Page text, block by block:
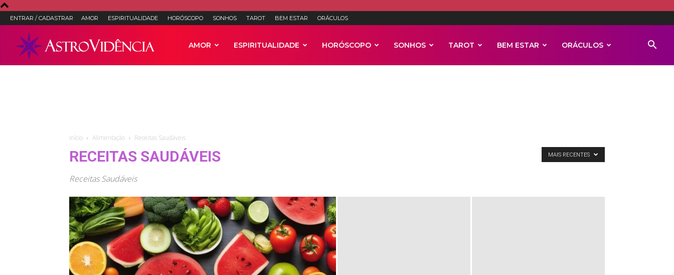
ENTRAR / CADASTRAR AMOR ESPIRITUALIDADE HORÓSCOPO SONHOS TAROT BEM ESTAR ORÁCULOS
Astrologia,
Tarot
Vidência
AMOR ESPIRITUALIDADE HORÓSCOPO SONHOS TAROT BEM ESTAR ORÁCULOS
Início Alimentação Receitas Saudáveis
RECEITAS SAUDÁVEIS
Receitas Saudáveis
MAIS RECENTES